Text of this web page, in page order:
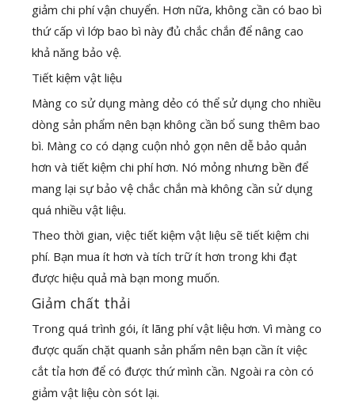
giảm chi phí vận chuyển. Hơn nữa, không cần có bao bì
thứ cấp vì lớp bao bì này đủ chắc chắn để nâng cao
khả năng bảo vệ.
Tiết kiệm vật liệu
Màng co sử dụng màng dẻo có thể sử dụng cho nhiều
dòng sản phẩm nên bạn không cần bổ sung thêm bao
bì. Màng co có dạng cuộn nhỏ gọn nên dễ bảo quản
hơn và tiết kiệm chi phí hơn. Nó mỏng nhưng bền để
mang lại sự bảo vệ chắc chắn mà không cần sử dụng
quá nhiều vật liệu.
Theo thời gian, việc tiết kiệm vật liệu sẽ tiết kiệm chi
phí. Bạn mua ít hơn và tích trữ ít hơn trong khi đạt
được hiệu quả mà bạn mong muốn.
Giảm chất thải
Trong quá trình gói, ít lãng phí vật liệu hơn. Vì màng co
được quấn chặt quanh sản phẩm nên bạn cần ít việc
cắt tỉa hơn để có được thứ mình cần. Ngoài ra còn có
giảm vật liệu còn sót lại.